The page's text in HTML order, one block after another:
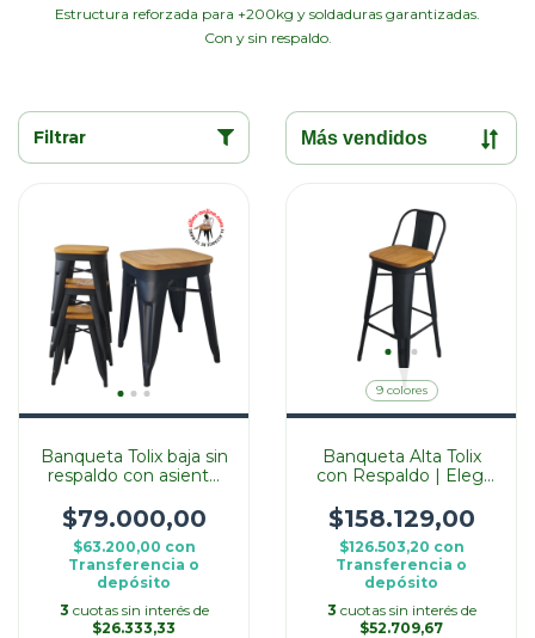
Estructura reforzada para +200kg y soldaduras garantizadas.
Con y sin respaldo.
Filtrar
Banqueta Tolix baja sin
respaldo con asiento
$79.000,00
$63.200,00 con
Transferencia o
depósito
3 cuotas sin interés de
$26.333,33
9 colores
Banqueta Alta Tolix
con Respaldo | Elegí
$158.129,00
$126.503,20 con
Transferencia o
depósito
3 cuotas sin interés de
$52.709,67